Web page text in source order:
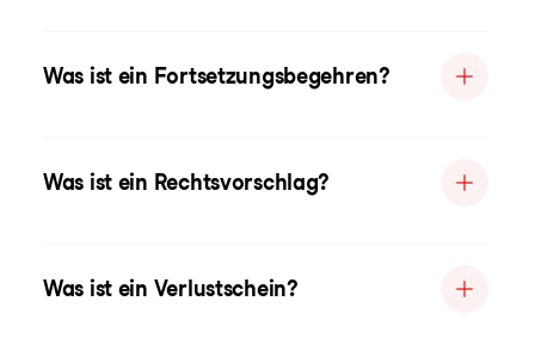
Was ist ein Fortsetzungsbegehren?
Was ist ein Rechtsvorschlag?
Was ist ein Verlustschein?